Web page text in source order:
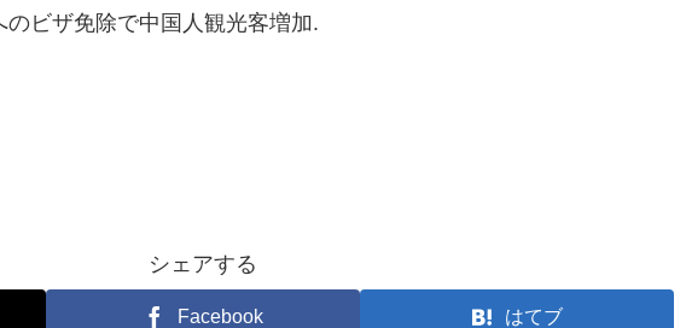
ビザ免除で中国人観光客増加.
シェアする
Facebook はてブ